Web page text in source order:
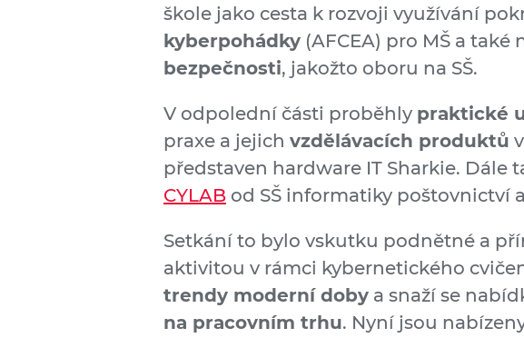
škole jako cesta k rozvoji využívání
kyberpohádky (AFCEA) pro MŠ a také
bezpečnosti, jakožto oboru na SŠ.
V odpolední části proběhly praktické
praxe a jejich vzdělávacích produktů
představen hardware IT Sharkie.
CYLAB od SŠ informatiky poštovnictví
Setkání to bylo vskutku podnětné a
aktivitou v rámci kybernetického
trendy moderní doby a snaží se
na pracovním trhu. Nyní jsou